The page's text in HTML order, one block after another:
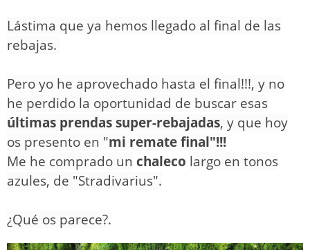
Lástima que ya hemos llegado al final de las
rebajas.
Pero yo he aprovechado hasta el final!!!, y no
he perdido la oportunidad de buscar esas
últimas prendas super-rebajadas, y que hoy
os presento en "mi remate final"!!!
Me he comprado un chaleco largo en tonos
azules, de "Stradivarius".
¿Qué os parece?.